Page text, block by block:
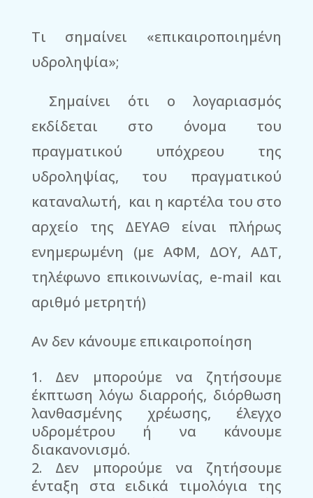
Τι σημαίνει «επικαιροποιημένη
υδροληψία»;
Σημαίνει ότι ο λογαριασμός
εκδίδεται στο όνομα του
πραγματικού υπόχρεου της
υδροληψίας, του πραγματικού
καταναλωτή, και η καρτέλα του στο
αρχείο της ΔΕΥΑΘ είναι πλήρως
ενημερωμένη (με ΑΦΜ, ΔΟΥ, ΑΔΤ,
τηλέφωνο επικοινωνίας, e-mail και
αριθμό μετρητή)
Αν δεν κάνουμε επικαιροποίηση
Δεν μπορούμε να ζητήσουμε
έκπτωση λόγω διαρροής, διόρθωση
λανθασμένης χρέωσης, έλεγχο
υδρομέτρου ή να κάνουμε
διακανονισμό.
Δεν μπορούμε να ζητήσουμε
ένταξη στα ειδικά τιμολόγια της